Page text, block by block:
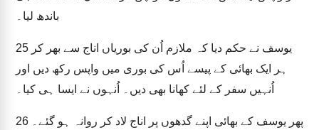
باندھ لیا۔
25
ہر ایک بھائی کے پیسے اُس کی بوری میں واپس رکھ دیں اور
اُنہیں سفر کے لئے کھانا بھی دیں۔ اُنہوں نے ایسا ہی کیا۔
26 پھر یوسف کے بھائی اپنے گدھوں پر اناج لاد کر روانہ ہو گئے۔